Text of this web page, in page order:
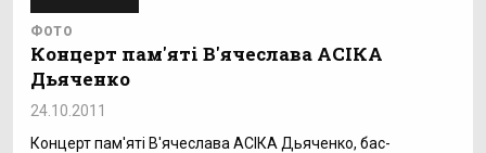
ФОТО
Концерт пам'яті В'ячеслава АСІКА
Дьяченко
24.10.2011
Концерт пам'яті В'ячеслава АСІКА Дьяченко, бас-